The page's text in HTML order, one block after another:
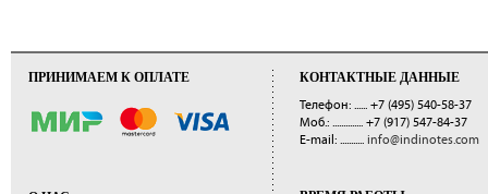
ПРИНИМАЕМ К ОПЛАТЕ КОНТАКТНЫЕ ДАННЫЕ
Телефон: ...... +7 (495) 540-58-37
Моб.: .............. +7 (917) 547-84-37
E-mail: ........... info@indinotes.com